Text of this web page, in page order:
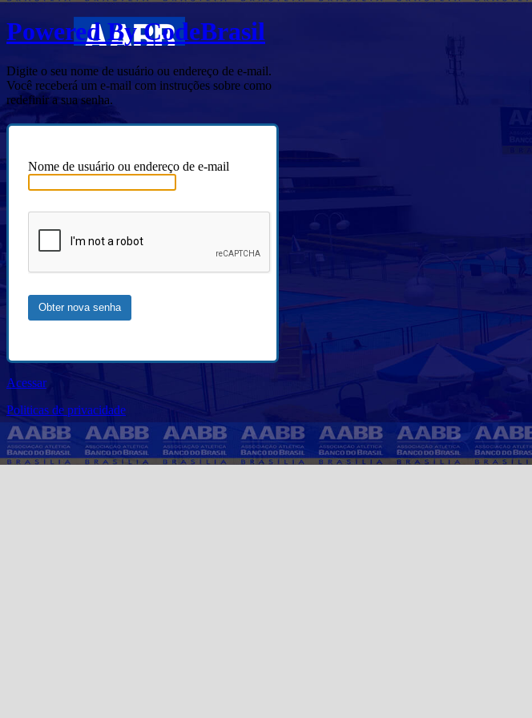
Powered By CodeBrasil
Digite o seu nome de usuário ou endereço de e-mail.
Você receberá um e-mail com instruções sobre como
redefinir a sua senha.
Nome de usuário ou endereço de e-mail
Acessar
Politicas de privacidade